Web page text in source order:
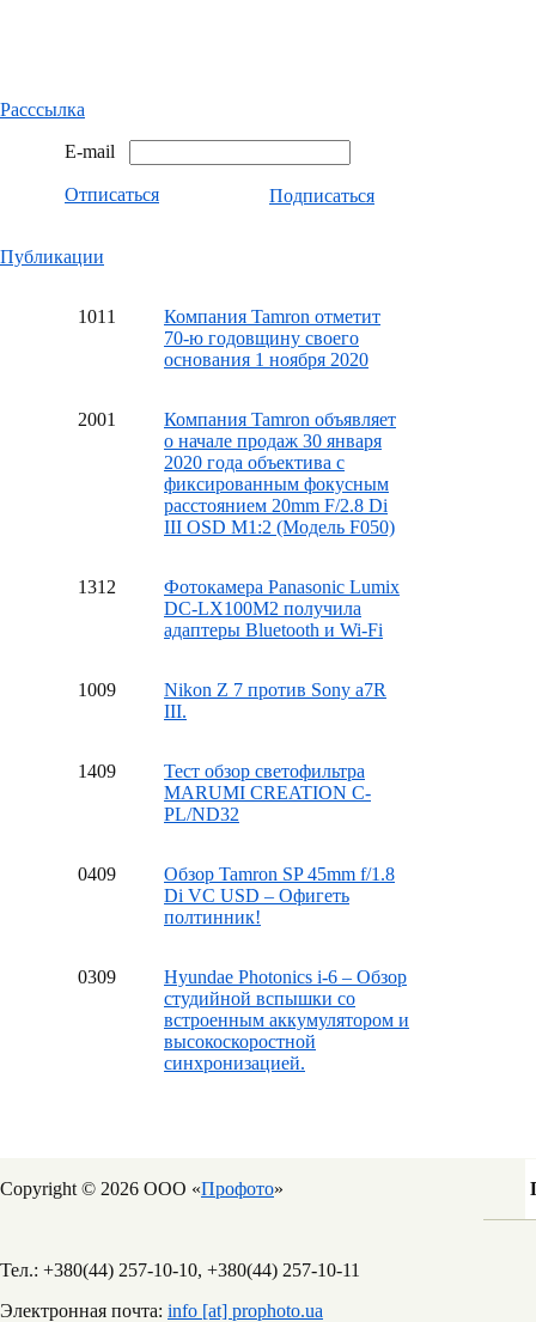
Расссылка
E-mail
Отписаться Подписаться
Публикации
1011
Компания Tamron отметит
70-ю годовщину своего
основания 1 ноября 2020
2001
Компания Tamron объявляет
о начале продаж 30 января
2020 года объектива с
фиксированным фокусным
расстоянием 20mm F/2.8 Di
III OSD M1:2 (Модель F050)
1312
Фотокамера Panasonic Lumix
DC-LX100M2 получила
адаптеры Bluetooth и Wi-Fi
1009
Nikon Z 7 против Sony a7R
III.
1409
Тест обзор светофильтра
MARUMI CREATION C-
PL/ND32
0409
Обзор Tamron SP 45mm f/1.8
Di VC USD – Офигеть
полтинник!
0309
Hyundae Photonics i-6 – Обзор
студийной вспышки со
встроенным аккумулятором и
высокоскоростной
синхронизацией.
Copyright © 2026 ООО «Профото»
Тел.: +380(44) 257-10-10, +380(44) 257-10-11
Электронная почта: info [at] prophoto.ua